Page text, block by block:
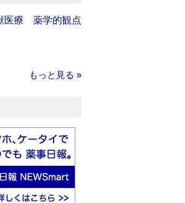
医療 薬学的観点
もっと見る »